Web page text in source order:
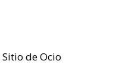
de Ocio